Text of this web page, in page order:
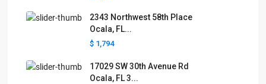
2343 Northwest 58th Place
Ocala, FL...
$ 1,794
17029 SW 30th Avenue Rd
Ocala, FL 3...